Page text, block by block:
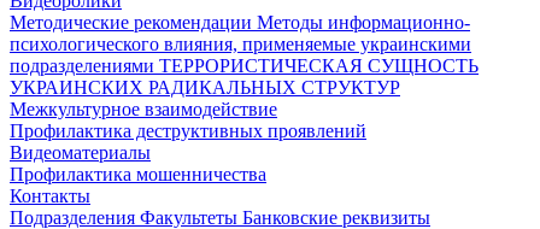
Методические рекомендации Методы информационно-
психологического влияния, применяемые украинскими
подразделениями ТЕРРОРИСТИЧЕСКАЯ СУЩНОСТЬ
УКРАИНСКИХ РАДИКАЛЬНЫХ СТРУКТУР
Межкультурное взаимодействие
Профилактика деструктивных проявлений
Видеоматериалы
Профилактика мошенничества
Контакты
Подразделения Факультеты Банковские реквизиты